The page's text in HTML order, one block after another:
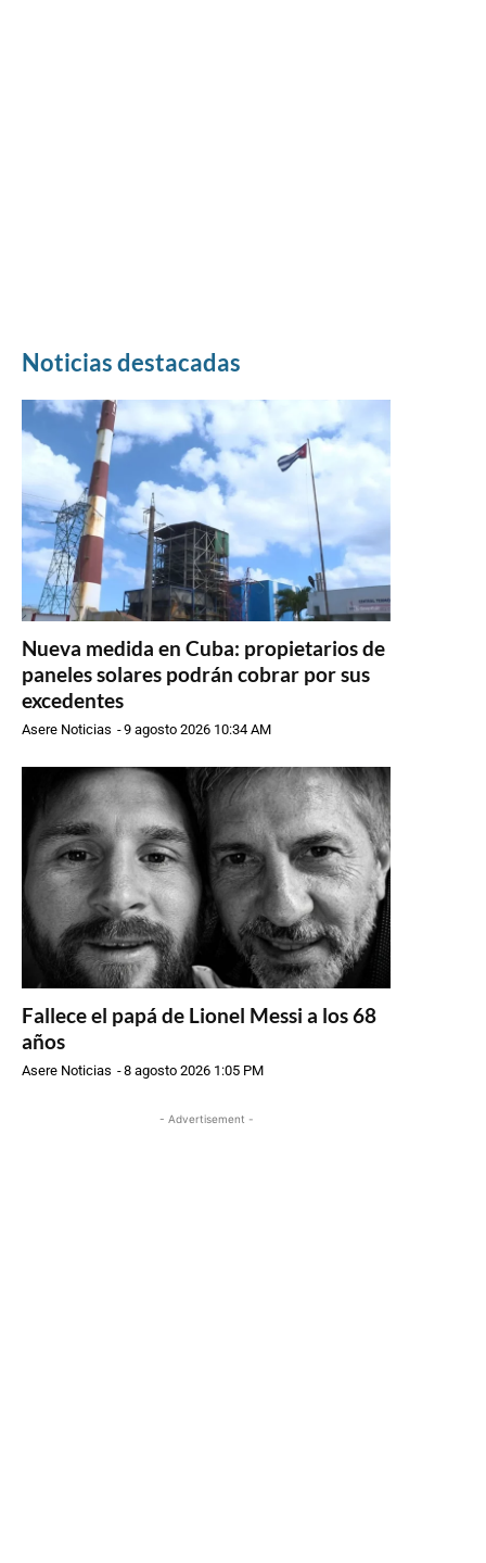
Noticias destacadas
Nueva medida en Cuba: propietarios de
paneles solares podrán cobrar por sus
excedentes
Asere Noticias -9 agosto 2026 10:34 AM
Fallece el papá de Lionel Messi a los 68
años
Asere Noticias -8 agosto 2026 1:05 PM
- Advertisement -